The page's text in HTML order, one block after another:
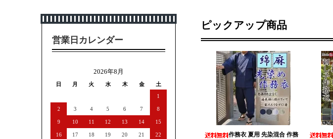
ピックアップ商品
作務衣 夏用 先染混合 作務
営業日カレンダー
2026年8月
日 月 火 水 木 金
土
1
2 3 4 5 6 7 8
9 10 11 12 13 14 15
16 17 18 19 20 21 22